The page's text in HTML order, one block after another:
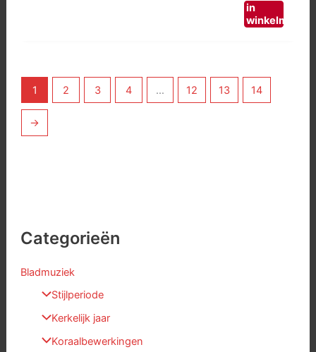
Categorieën
Bladmuziek
Stijlperiode
Kerkelijk jaar
Koraalbewerkingen
in
winkelmand
1 2 3 4 … 12 13 14
→